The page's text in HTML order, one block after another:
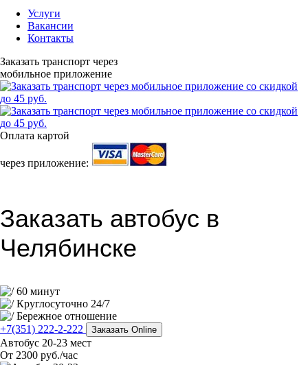
Услуги
Вакансии
Контакты
Заказать транспорт через
мобильное приложение
Оплата картой
через приложение:
Заказать автобус в
Челябинске
60 минут
Круглосуточно 24/7
Бережное отношение
+7(351) 222-2-222
Заказать Online
Автобус 20-23 мест
От 2300 руб./час